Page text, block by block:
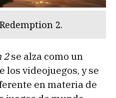
2.
2se alza como un
videojuegos, y se
en materia de